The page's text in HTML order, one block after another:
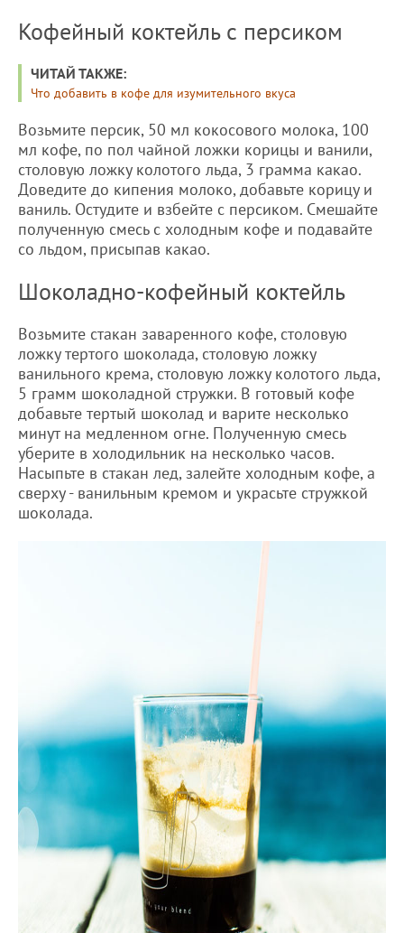
Кофейный коктейль с персиком
ЧИТАЙ ТАКЖЕ:
Что добавить в кофе для изумительного вкуса
Возьмите персик, 50 мл кокосового молока, 100
мл кофе, по пол чайной ложки корицы и ванили,
столовую ложку колотого льда, 3 грамма какао.
Доведите до кипения молоко, добавьте корицу и
ваниль. Остудите и взбейте с персиком. Смешайте
полученную смесь с холодным кофе и подавайте
со льдом, присыпав какао.
Шоколадно-кофейный коктейль
Возьмите стакан заваренного кофе, столовую
ложку тертого шоколада, столовую ложку
ванильного крема, столовую ложку колотого льда,
5 грамм шоколадной стружки. В готовый кофе
добавьте тертый шоколад и варите несколько
минут на медленном огне. Полученную смесь
уберите в холодильник на несколько часов.
Насыпьте в стакан лед, залейте холодным кофе, а
сверху - ванильным кремом и украсьте стружкой
шоколада.